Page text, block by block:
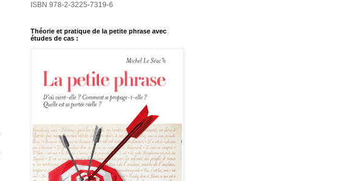
ISBN 978-2-3225-7319-6
Théorie et pratique de la petite phrase avec
études de cas :